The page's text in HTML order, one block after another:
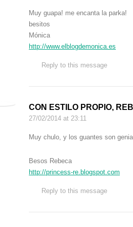
Muy guapa! me encanta la parka!
besitos
Mónica
http://www.elblogdemonica.es
Reply to this message
CON ESTILO PROPIO,
27/02/2014 at 23:11
Muy chulo, y los guantes son
Besos Rebeca
http://princess-re.blogspot.com
Reply to this message